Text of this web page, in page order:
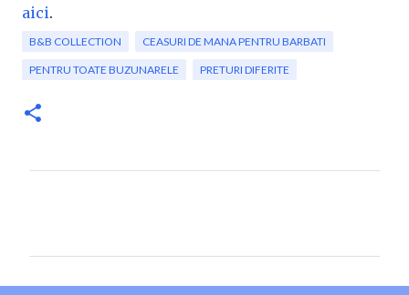
aici.
B&B COLLECTION CEASURI DE MANA PENTRU BARBATI
PENTRU TOATE BUZUNARELE PRETURI DIFERITE